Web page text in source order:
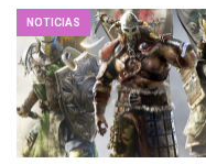
NOTICIAS